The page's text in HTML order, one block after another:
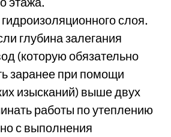
слоя.
глубина залегания
(которую обязательно
заранее при помощи
изысканий) выше двух
работы по утеплению
с выполнения